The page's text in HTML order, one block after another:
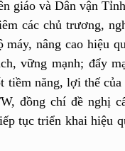
giáo và Dân vận
các chủ trương,
nâng cao hiệu
vững mạnh; đẩy
tiềm năng, lợi thế
đồng chí đề nghị
tục triển khai hiệu